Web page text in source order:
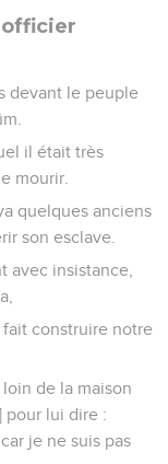
devant le peuple
il était très
mourir.
quelques anciens
son esclave.
avec insistance,
construire notre
de la maison
pour lui dire :
je ne suis pas